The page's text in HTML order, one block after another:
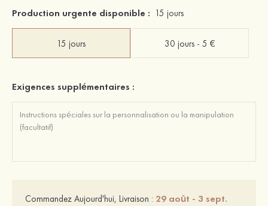
Production urgente disponible : 15 jours
15 jours 30 jours - 5 €
Exigences supplémentaires :
Commandez Aujourd'hui, Livraison : 29 août - 3 sept.